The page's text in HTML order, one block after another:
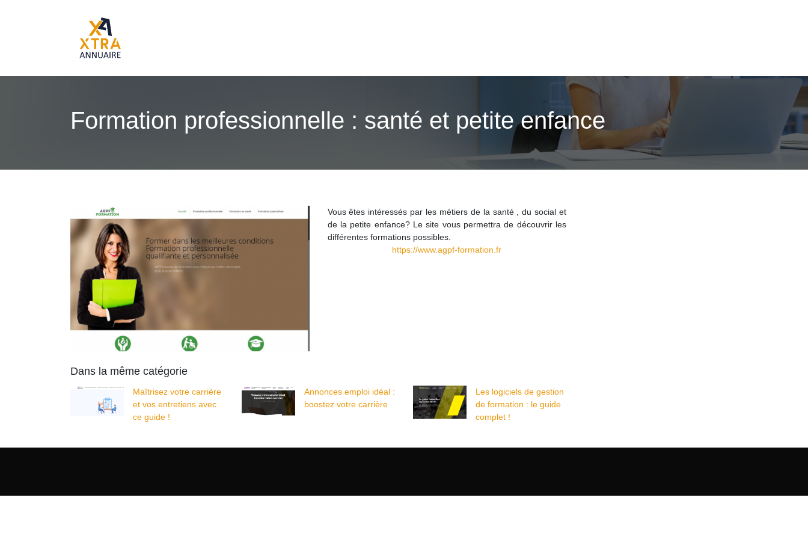
Formation professionnelle : santé et petite enfance
Vous êtes intéressés par les métiers de la santé , du social et
de la petite enfance? Le site vous permettra de découvrir les
différentes formations possibles.
https://www.agpf-formation.fr
Dans la même catégorie
Maîtrisez votre carrière
et vos entretiens avec
ce guide !
Annonces emploi idéal :
boostez votre carrière
Les logiciels de gestion
de formation : le guide
complet !